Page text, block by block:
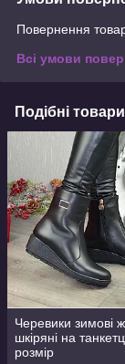
Повернення
Всі умови
Подібні
Черевики зимові
шкіряні на
розмір